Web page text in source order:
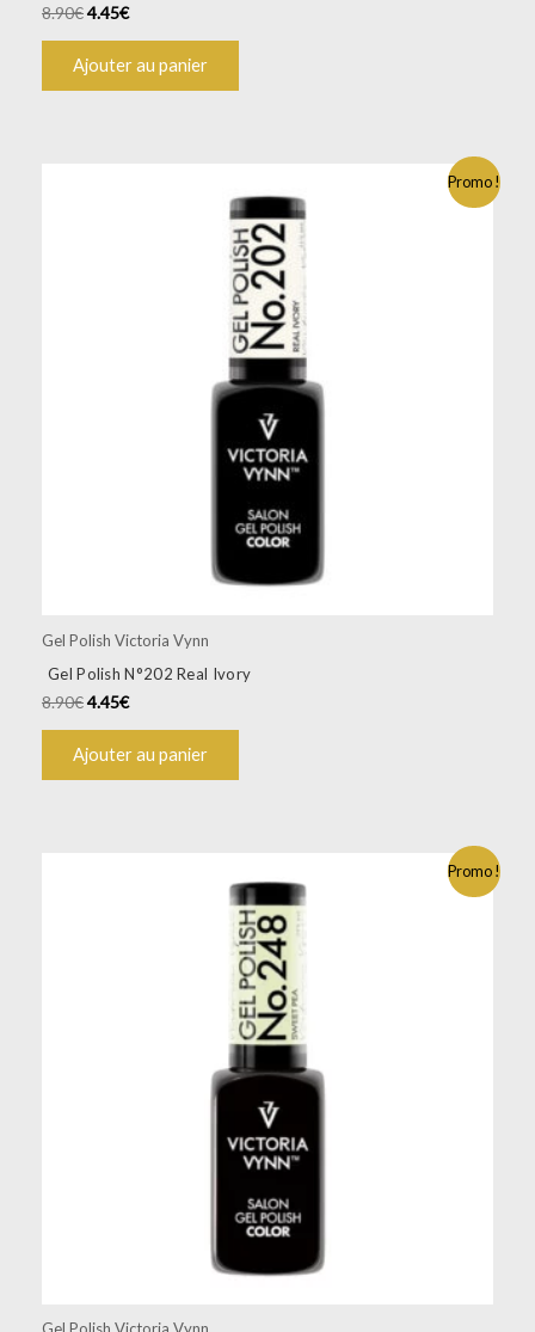
8.90€4.45€
Ajouter au panier
Promo !
Gel Polish Victoria Vynn
Gel Polish N°202 Real Ivory
8.90€4.45€
Ajouter au panier
Promo !